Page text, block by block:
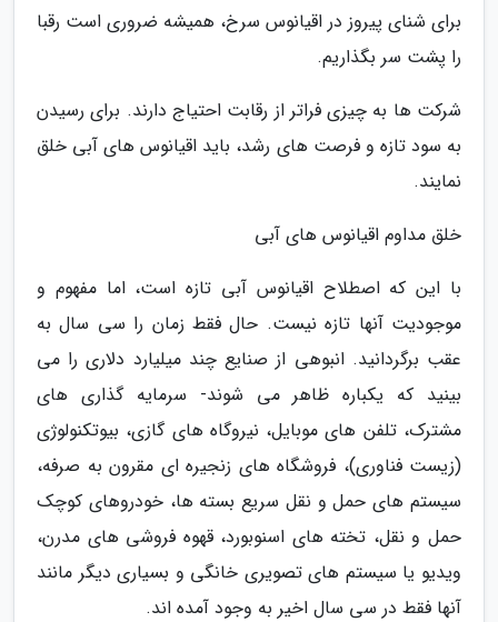
برای شنای پیروز در اقیانوس سرخ، همیشه ضروری است رقبا
را پشت سر بگذاریم.
شرکت ها به چیزی فراتر از رقابت احتیاج دارند. برای رسیدن
به سود تازه و فرصت های رشد، باید اقیانوس های آبی خلق
نمایند.
خلق مداوم اقیانوس های آبی
با این که اصطلاح اقیانوس آبی تازه است، اما مفهوم و
موجودیت آنها تازه نیست. حال فقط زمان را سی سال به
عقب برگردانید. انبوهی از صنایع چند میلیارد دلاری را می
بینید که یکباره ظاهر می شوند- سرمایه گذاری های
مشترک، تلفن های موبایل، نیروگاه های گازی، بیوتکنولوژی
(زیست فناوری)، فروشگاه های زنجیره ای مقرون به صرفه،
سیستم های حمل و نقل سریع بسته ها، خودروهای کوچک
حمل و نقل، تخته های اسنوبورد، قهوه فروشی های مدرن،
ویدیو یا سیستم های تصویری خانگی و بسیاری دیگر مانند
آنها فقط در سی سال اخیر به وجود آمده اند.